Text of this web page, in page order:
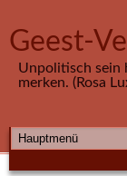
Geest-
Unpolitisch sein
merken. (Rosa